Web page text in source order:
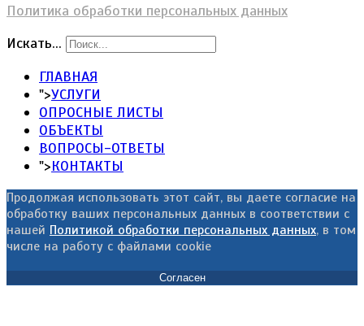
Политика обработки персональных данных
Искать...
ГЛАВНАЯ
">УСЛУГИ
ОПРОСНЫЕ ЛИСТЫ
ОБЪЕКТЫ
ВОПРОСЫ-ОТВЕТЫ
">КОНТАКТЫ
Продолжая использовать этот сайт, вы даете согласие на
обработку ваших персональных данных в соответствии с
нашей Политикой обработки персональных данных, в том
числе на работу с файлами cookie
Согласен